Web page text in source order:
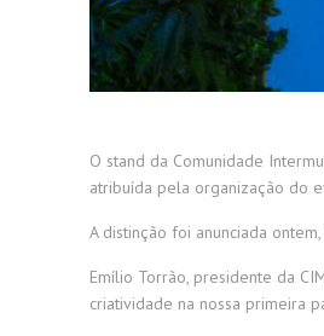
O stand da Comunidade
atribuída pela organização do
A distinção foi anunciada
Emílio Torrão, presidente da
criatividade na nossa primeira